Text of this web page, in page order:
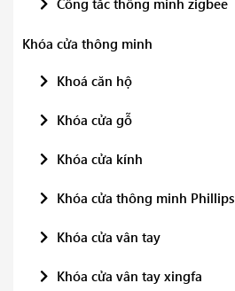
Khóa cửa thông minh
Khoá căn hộ
Khóa cửa gỗ
Khóa cửa kính
Khóa cửa thông minh Phillips
Khóa cửa vân tay
Khóa cửa vân tay xingfa